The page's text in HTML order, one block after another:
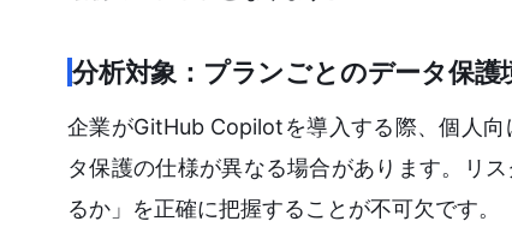
分析対象：プランごとのデータ保護
企業がGitHub Copilotを導入する際、個人
タ保護の仕様が異なる場合があります。リ
るか」を正確に把握することが不可欠です。